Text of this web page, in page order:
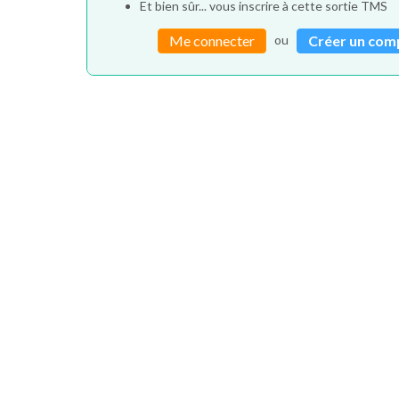
Et bien sûr... vous inscrire à cette sortie TMS
Me connecter ou Créer un